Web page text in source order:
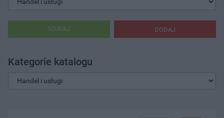
DODAJ
SZUKAJ
Kategorie katalogu